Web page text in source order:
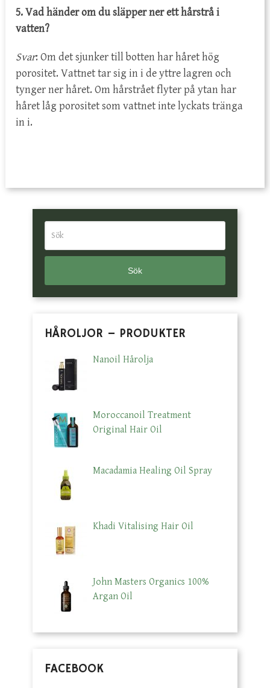
5. Vad händer om du släpper ner ett hårstrå i
vatten?
Svar: Om det sjunker till botten har håret hög
porositet. Vattnet tar sig in i de yttre lagren och
tynger ner håret. Om hårstrået flyter på ytan har
håret låg porositet som vattnet inte lyckats tränga
in i.
Sök
HÅROLJOR – PRODUKTER
Nanoil Hårolja
Moroccanoil Treatment
Original Hair Oil
Macadamia Healing Oil Spray
Khadi Vitalising Hair Oil
John Masters Organics 100%
Argan Oil
FACEBOOK